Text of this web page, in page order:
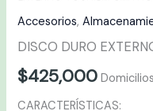
Accesorios,
DISCO DURO
$425,000
CARACTERÍSTICAS: